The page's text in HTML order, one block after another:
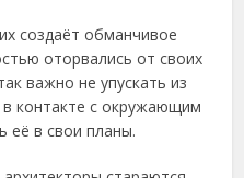
создаёт обманчивое
оторвались от своих
важно не упускать из
контакте с окружающим
её в свои планы.